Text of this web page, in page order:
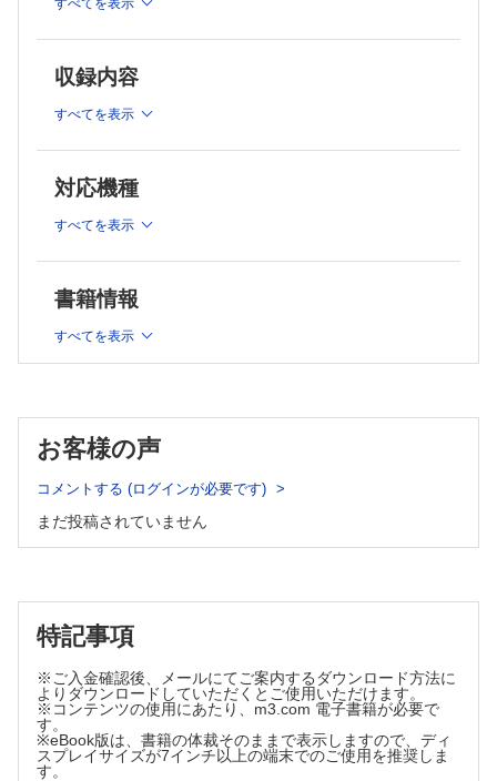
[産婦人科]
◆
研修医・総合診療医のための 産婦人科ファーストタッチ
[精神科]
◆ 本当にわかる精神科の薬はじめの一歩改訂第3版 具体的な処
[地域医療]
収録コンテンツの総額：25,190円（税込）のところを、
すべてを表示
収録内容
すべてを表示
対応機種
すべてを表示
書籍情報
すべてを表示
お客様の声
コメントする (ログインが必要です)
まだ投稿されていません
特記事項
※ご入金確認後、メールにてご案内するダウンロード方法に
よりダウンロードしていただくとご使用いただけます。
※コンテンツの使用にあたり、m3.com 電子書籍が必要で
す。
※eBook版は、書籍の体裁そのままで表示しますので、ディ
スプレイサイズが7インチ以上の端末でのご使用を推奨しま
す。